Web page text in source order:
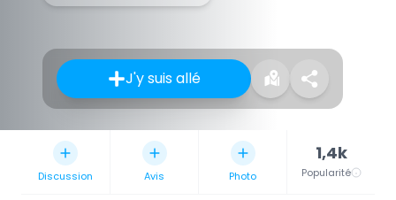
J'y suis allé
Discussion Avis Photo
1,4k
Popularité